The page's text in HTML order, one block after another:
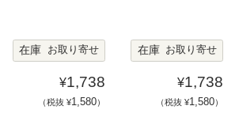
在庫 お取り寄せ
¥1,738
（税抜 ¥1,580）
在庫 お取り寄せ
¥1,738
（税抜 ¥1,580）